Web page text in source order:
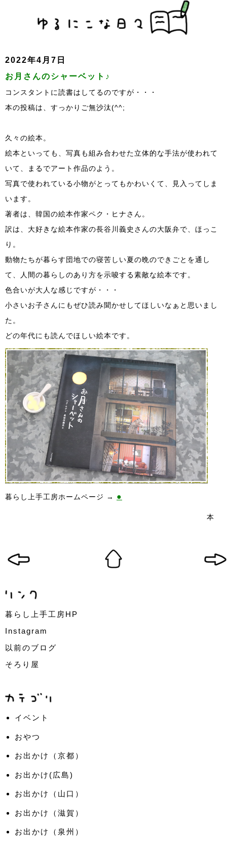
2022年4月7日
お月さんのシャーベット♪
コンスタントに読書はしてるのですが・・・
本の投稿は、すっかりご無沙汰(^^;
久々の絵本。
絵本といっても、写真も組み合わせた立体的な手法が使われて
いて、まるでアート作品のよう。
写真で使われている小物がとってもかわいくて、見入ってしま
います。
著者は、韓国の絵本作家ペク・ヒナさん。
訳は、大好きな絵本作家の長谷川義史さんの大阪弁で、ほっこ
り。
動物たちが暮らす団地での寝苦しい夏の晩のできごとを通し
て、人間の暮らしのあり方を示唆する素敵な絵本です。
色合いが大人な感じですが・・・
小さいお子さんにもぜひ読み聞かせしてほしいなぁと思いまし
た。
どの年代にも読んでほしい絵本です。
暮らし上手工房ホームページ → ●
本
暮らし上手工房HP
Instagram
以前のブログ
そろり屋
イベント
おやつ
お出かけ（京都）
お出かけ(広島)
お出かけ（山口）
お出かけ（滋賀）
お出かけ（泉州）